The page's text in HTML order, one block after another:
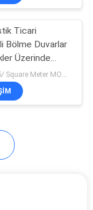
Ticari
Bölme Duvarlar
Üzerinde
İçin
USD 75-95/ Square Meter MOQ:1 Metrekare